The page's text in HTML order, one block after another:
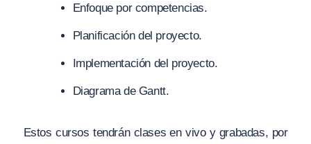
Enfoque por competencias.
Planificación del proyecto.
Implementación del proyecto.
Diagrama de Gantt.
Estos cursos tendrán clases en vivo y grabadas, por